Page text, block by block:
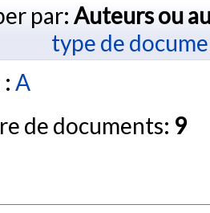
par: Auteurs ou
type de
A
de documents: 9